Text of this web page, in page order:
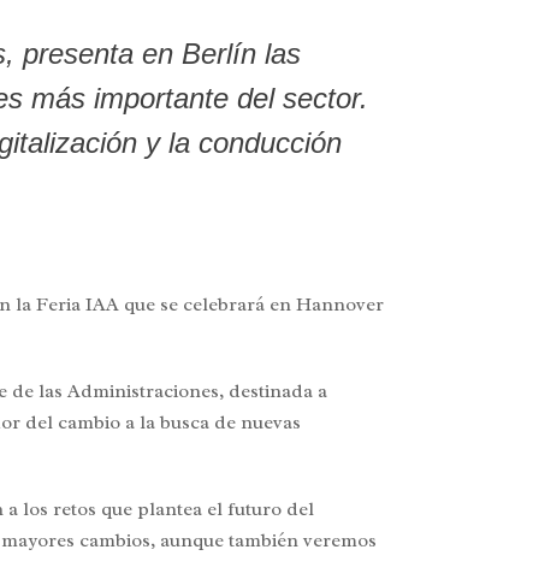
presenta en Berlín las
más importante del sector.
y la conducción
la Feria IAA que se celebrará en Hannover
de las Administraciones, destinada a
del cambio a la busca de nuevas
los retos que plantea el futuro del
cambios, aunque también veremos